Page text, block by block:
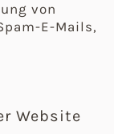
von
E-Mails,
Website